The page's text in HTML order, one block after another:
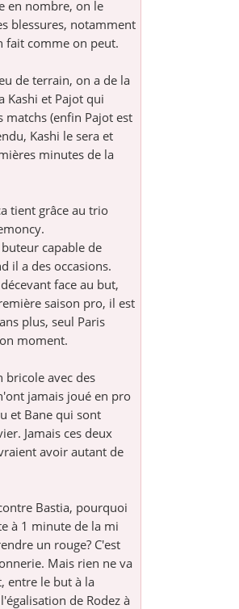
en nombre, on le
blessures, notamment
fait comme on peut.
de terrain, on a de la
Kashi et Pajot qui
matchs (enfin Pajot est
Kashi le sera et
minutes de la
tient grâce au trio
capable de
il a des occasions.
face au but,
saison pro, il est
plus, seul Paris
moment.
bricole avec des
jamais joué en pro
et Bane qui sont
Jamais ces deux
avoir autant de
Bastia, pourquoi
à 1 minute de la mi
un rouge? C'est
Mais rien ne va
entre le but à la
de Rodez à